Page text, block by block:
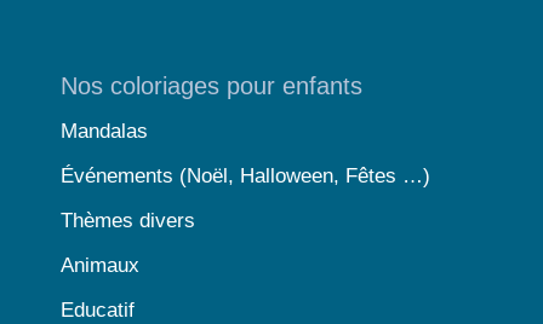
Nos coloriages pour enfants
Mandalas
Événements (Noël, Halloween, Fêtes …)
Thèmes divers
Animaux
Educatif